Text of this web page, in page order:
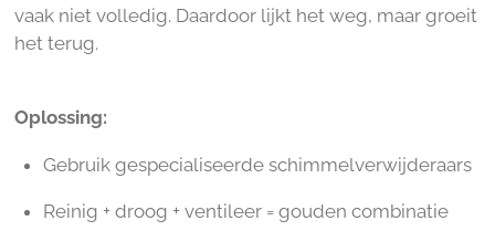
vaak niet volledig. Daardoor lijkt het weg, maar groeit
het terug.
Oplossing:
Gebruik gespecialiseerde schimmelverwijderaars
Reinig + droog + ventileer = gouden combinatie